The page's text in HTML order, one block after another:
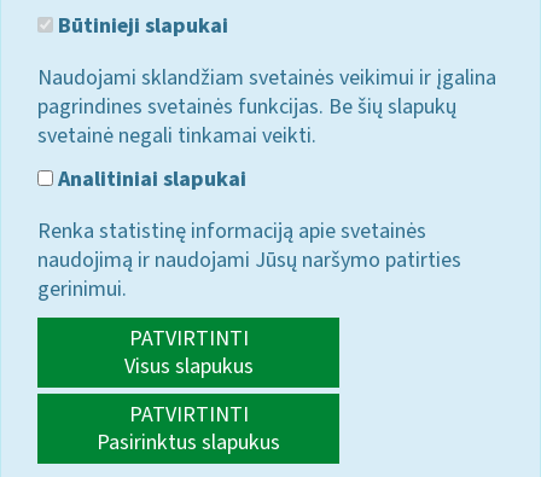
Būtinieji slapukai
Naudojami sklandžiam svetainės veikimui ir įgalina
pagrindines svetainės funkcijas. Be šių slapukų
svetainė negali tinkamai veikti.
Analitiniai slapukai
Renka statistinę informaciją apie svetainės
naudojimą ir naudojami Jūsų naršymo patirties
gerinimui.
PATVIRTINTI
Visus slapukus
PATVIRTINTI
Pasirinktus slapukus